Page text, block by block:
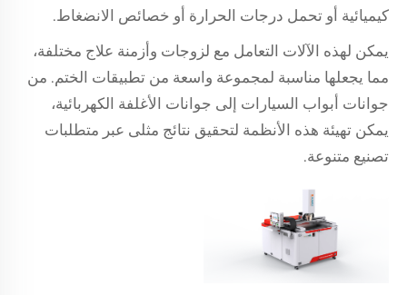
كيميائية أو تحمل درجات الحرارة أو خصائص الانضغاط.
يمكن لهذه الآلات التعامل مع لزوجات وأزمنة علاج مختلفة،
مما يجعلها مناسبة لمجموعة واسعة من تطبيقات الختم. من
جوانات أبواب السيارات إلى جوانات الأغلفة الكهربائية،
يمكن تهيئة هذه الأنظمة لتحقيق نتائج مثلى عبر متطلبات
تصنيع متنوعة.